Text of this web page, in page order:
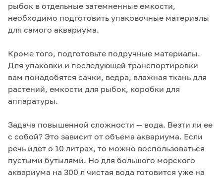
рыбок в отдельные затемненные емкости,
необходимо подготовить упаковочные материалы
для самого аквариума.
Кроме того, подготовьте подручные материалы.
Для упаковки и последующей транспортировки
вам понадобятся сачки, ведра, влажная ткань для
растений, емкости для рыбок, коробки для
аппаратуры.
Задача повышенной сложности — вода. Везти ли ее
с собой? Это зависит от объема аквариума. Если
речь идет о 10 литрах, то можно воспользоваться
пустыми бутылями. Но для большого морского
аквариума на 300 л чистая вода готовится уже на